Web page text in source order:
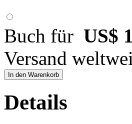
Buch für US$
Versand
In den Warenkorb
Details